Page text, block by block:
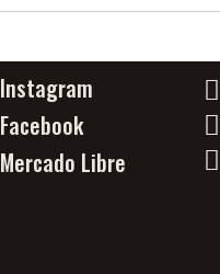
Instagram
Facebook
Mercado Libre